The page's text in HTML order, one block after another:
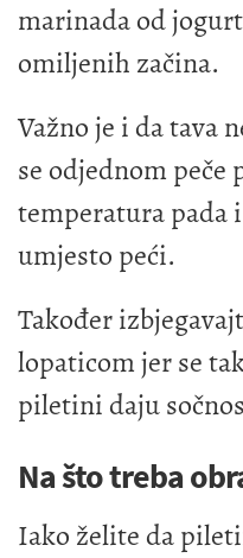
marinada od
omiljenih začina.
Važno je i da tava
se odjednom peče
temperatura pada
umjesto peći.
Također
lopaticom jer se
piletini daju
Na što treba
Iako želite da